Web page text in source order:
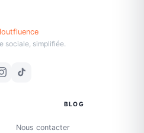
sociale, simplifiée.
BLOG
Nous contacter